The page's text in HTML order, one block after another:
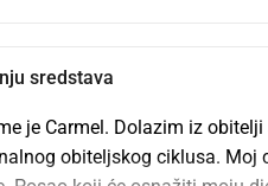
sredstava
je Carmel. Dolazim iz
obiteljskog ciklusa. Moj